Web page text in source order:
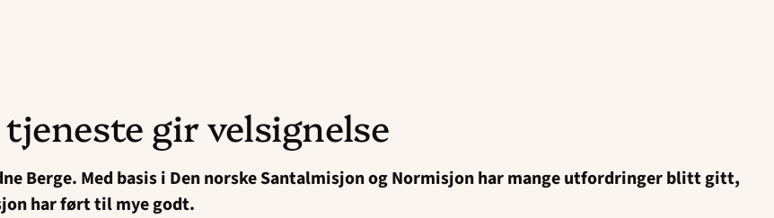
gir velsignelse
Berge. Med basis i Den norske Santalmisjon og Normisjon har mange utfordringer blitt gitt,
har ført til mye godt.